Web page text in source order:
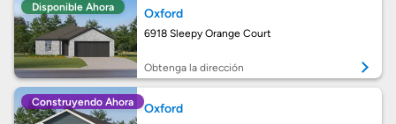
Obtener mi puntaje de crédito
Calcular mi hipoteca
Obtener Aprobación Previa
Disponible Ahora Oxford
6918 Sleepy Orange Court
Obtenga la dirección
Construyendo Ahora Oxford